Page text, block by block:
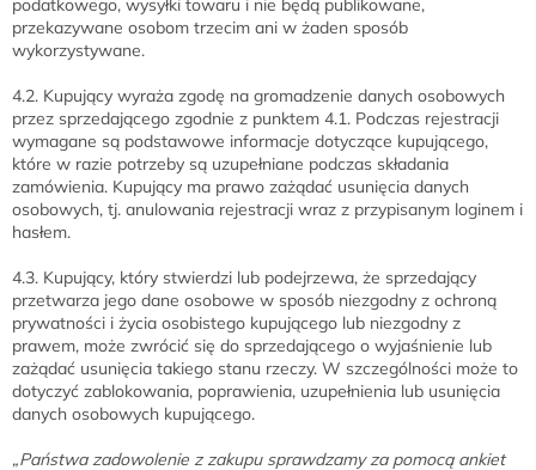
podatkowego, wysyłki towaru i nie będą publikowane,
przekazywane osobom trzecim ani w żaden sposób
wykorzystywane.
4.2. Kupujący wyraża zgodę na gromadzenie danych osobowych
przez sprzedającego zgodnie z punktem 4.1. Podczas rejestracji
wymagane są podstawowe informacje dotyczące kupującego,
które w razie potrzeby są uzupełniane podczas składania
zamówienia. Kupujący ma prawo zażądać usunięcia danych
osobowych, tj. anulowania rejestracji wraz z przypisanym loginem i
hasłem.
4.3. Kupujący, który stwierdzi lub podejrzewa, że sprzedający
przetwarza jego dane osobowe w sposób niezgodny z ochroną
prywatności i życia osobistego kupującego lub niezgodny z
prawem, może zwrócić się do sprzedającego o wyjaśnienie lub
zażądać usunięcia takiego stanu rzeczy. W szczególności może to
dotyczyć zablokowania, poprawienia, uzupełnienia lub usunięcia
danych osobowych kupującego.
„Państwa zadowolenie z zakupu sprawdzamy za pomocą ankiet